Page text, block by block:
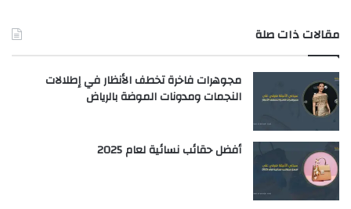
مقالات ذات صلة
مجوهرات فاخرة تخطف الأنظار في إطلالات
النجمات ومدونات الموضة بالرياض
أفضل حقائب نسائية لعام 2025